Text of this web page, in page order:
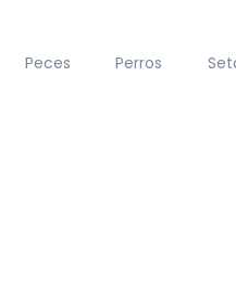
Peces Perros